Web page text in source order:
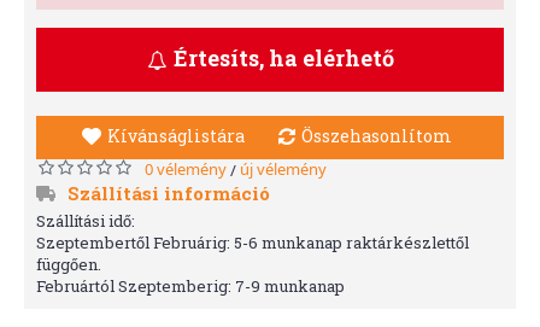
Értesíts, ha elérhető
Kívánságlistára Összehasonlítom
0 vélemény/ új vélemény
Szállítási információ
Szállítási idő:
Szeptembertől Februárig: 5-6 munkanap raktárkészlettől
függően.
Februártól Szeptemberig: 7-9 munkanap